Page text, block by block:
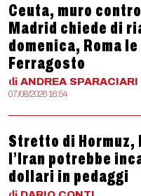
Ceuta, muro
Madrid chiede di
domenica, Roma
Ferragosto
di ANDREA SPARACIARI
07/08/2026 16:54
Stretto di Hormuz,
l’Iran potrebbe
dollari in pedaggi